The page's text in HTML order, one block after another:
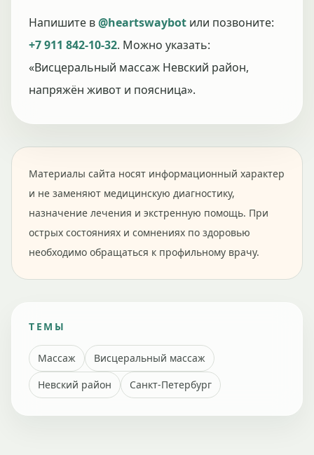
Напишите в@heartswaybot или позвоните:
+7 911 842-10-32. Можно указать:
«Висцеральный массаж Невский район,
напряжён живот и поясница».
Материалы сайта носят информационный характер
и не заменяют медицинскую диагностику,
назначение лечения и экстренную помощь. При
острых состояниях и сомнениях по здоровью
необходимо обращаться к профильному врачу.
ТЕМЫ
Массаж
Висцеральный массаж
Невский район
Санкт-Петербург